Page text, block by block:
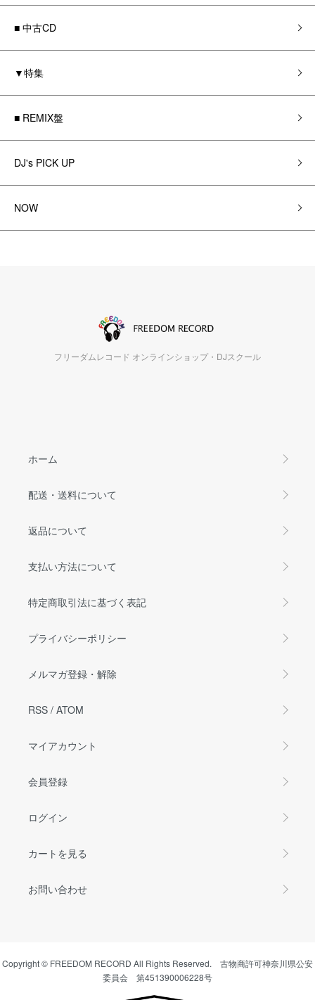
■ 中古CD
▼特集
■ REMIX盤
DJ's PICK UP
NOW
フリーダムレコード オンラインショップ・DJスクール
ホーム
配送・送料について
返品について
支払い方法について
特定商取引法に基づく表記
プライバシーポリシー
メルマガ登録・解除
RSS / ATOM
マイアカウント
会員登録
ログイン
カートを見る
お問い合わせ
Copyright © FREEDOM RECORD All Rights Reserved. 古物商許可神奈川県公安
委員会 第451390006228号